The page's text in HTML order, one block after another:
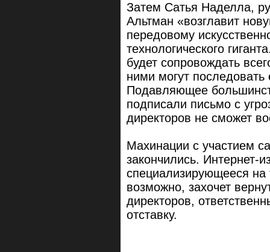
Затем Сатья Наделла,
Альтман «возглавит
передовому
технологического
будет сопровождать
ними могут
Подавляющее
подписали письмо с
директоров не сможет
Махинации с участием
закончились. Интернет-
специализирующееся на
возможно, захочет
директоров,
отставку.